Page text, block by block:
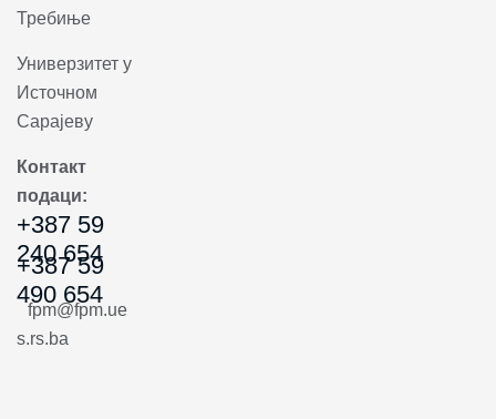
Требиње
Универзитет у
Источном
Сарајеву
Контакт
подаци:
+387 59
240 654
+387 59
490 654
fpm@fpm.ue
s.rs.ba